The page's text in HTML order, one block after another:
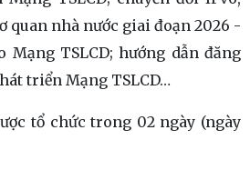
quan nhà nước giai đoạn 2026 -
Mạng TSLCD; hướng dẫn đăng
triển Mạng TSLCD…
tổ chức trong 02 ngày (ngày